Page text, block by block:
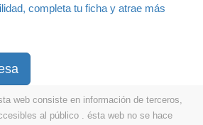
completa tu ficha y atrae más
web consiste en información de terceros,
al público . ésta web no se hace